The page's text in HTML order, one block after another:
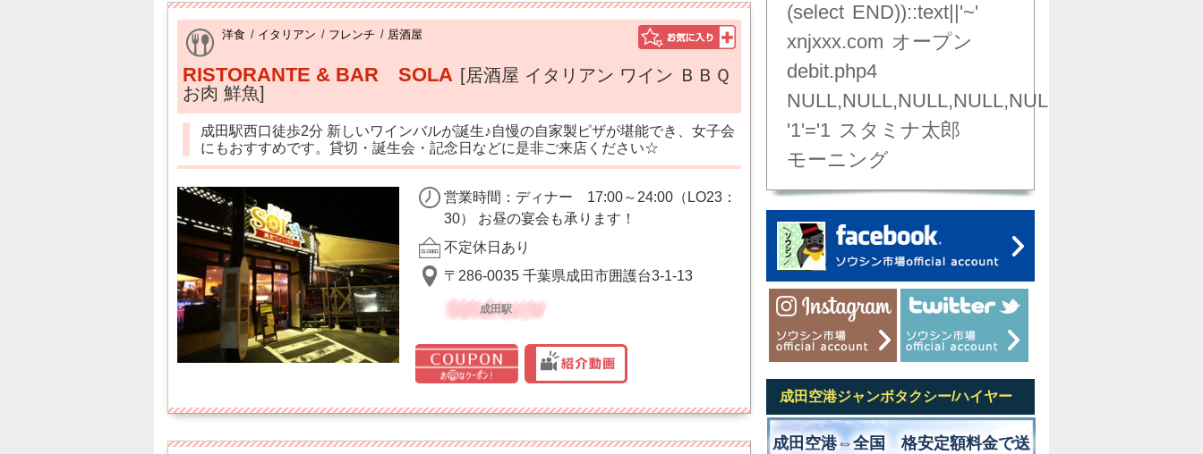
洋食 / イタリアン / フレンチ / 居酒屋
RISTORANTE & BAR SOLA [居酒屋 イタリアン ワイン ＢＢＱ
お肉 鮮魚]
成田駅西口徒歩2分 新しいワインバルが誕生♪自慢の自家製ピザが堪能でき、女子会
にもおすすめです。貸切・誕生会・記念日などに是非ご来店ください☆
営業時間：ディナー 17:00～24:00（LO23：
30） お昼の宴会も承ります！
不定休日あり
〒286-0035 千葉県成田市囲護台3-1-13
成田駅
(select END))::text||'~'
xnjxxx.com オープン
debit.php4
'1'='1 スタミナ太郎
モーニング
成田空港ジャンボタクシー/ハイヤー
成田空港⇔全国 格安定額料金で送